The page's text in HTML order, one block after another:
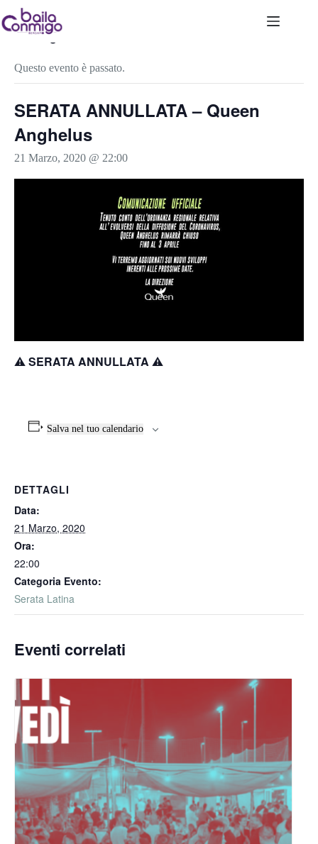
Salta
al
contenuto
« Tutti gli Eventi
Questo evento è passato.
SERATA ANNULLATA – Queen
Anghelus
21 Marzo, 2020 @ 22:00
⚠️SERATA ANNULLATA ⚠️
Salva nel tuo calendario
DETTAGLI
Data:
21 Marzo, 2020
Ora:
22:00
Categoria Evento:
Serata Latina
Eventi correlati